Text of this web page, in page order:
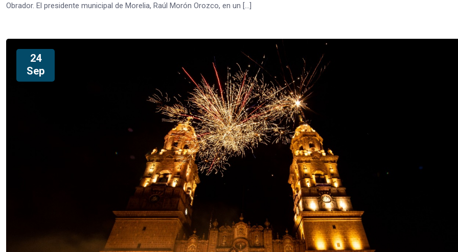
Obrador. El presidente municipal de Morelia, Raúl Morón Orozco, en un […]
24
Sep